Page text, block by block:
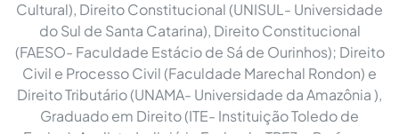
Cultural), Direito Constitucional (UNISUL- Universidade
do Sul de Santa Catarina), Direito Constitucional
(FAESO- Faculdade Estácio de Sá de Ourinhos); Direito
Civil e Processo Civil (Faculdade Marechal Rondon) e
Direito Tributário (UNAMA- Universidade da Amazônia ),
Graduado em Direito (ITE- Instituição Toledo de